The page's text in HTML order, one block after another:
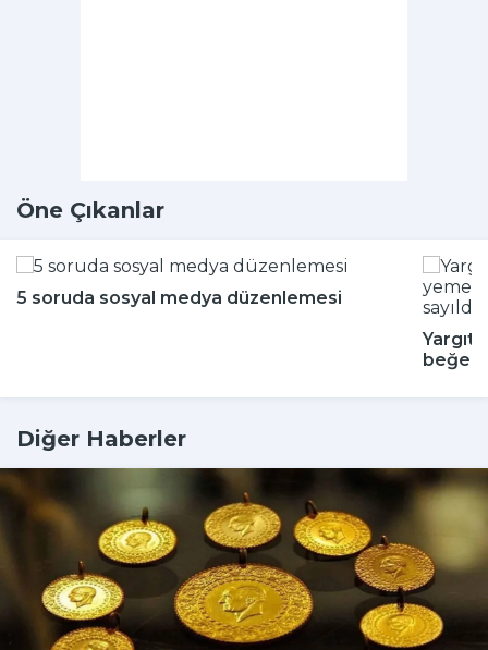
Öne Çıkanlar
5 soruda sosyal medya düzenlemesi
Diğer Haberler